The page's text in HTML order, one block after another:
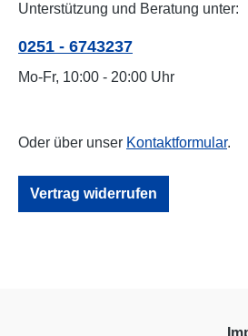
Unterstützung und Beratung unter:
0251 - 6743237
Mo-Fr, 10:00 - 20:00 Uhr
Oder über unser Kontaktformular.
Vertrag widerrufen